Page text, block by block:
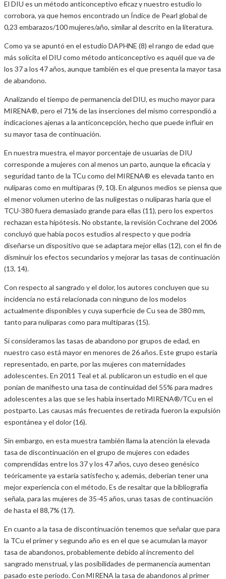
El DIU es un método anticonceptivo eficaz y nuestro estudio lo
corrobora, ya que hemos encontrado un Índice de Pearl global de
0,23 embarazos/100 mujeres/año, similar al descrito en la literatura.
Como ya se apuntó en el estudio DAPHNE (8) el rango de edad que
más solicita el DIU como método anticonceptivo es aquél que va de
los 37 a los 47 años, aunque también es el que presenta la mayor tasa
de abandono.
Analizando el tiempo de permanencia del DIU, es mucho mayor para
MIRENA®, pero el 71% de las inserciones del mismo correspondió a
indicaciones ajenas a la anticoncepción, hecho que puede influir en
su mayor tasa de continuación.
En nuestra muestra, el mayor porcentaje de usuarias de DIU
corresponde a mujeres con al menos un parto, aunque la eficacia y
seguridad tanto de la TCu como del MIRENA® es elevada tanto en
nulíparas como en multíparas (9, 10). En algunos medios se piensa que
el menor volumen uterino de las nuligestas o nulíparas haría que el
TCU-380 fuera demasiado grande para ellas (11), pero los expertos
rechazan esta hipótesis. No obstante, la revisión Cochrane del 2006
concluyó que había pocos estudios al respecto y que podría
diseñarse un dispositivo que se adaptara mejor ellas (12), con el fin de
disminuir los efectos secundarios y mejorar las tasas de continuación
(13, 14).
Con respecto al sangrado y el dolor, los autores concluyen que su
incidencia no está relacionada con ninguno de los modelos
actualmente disponibles y cuya superficie de Cu sea de 380 mm,
tanto para nulíparas como para multíparas (15).
Si consideramos las tasas de abandono por grupos de edad, en
nuestro caso está mayor en menores de 26 años. Este grupo estaría
representado, en parte, por las mujeres con maternidades
adolescentes. En 2011 Teal et al. publicaron un estudio en el que
ponían de manifiesto una tasa de continuidad del 55% para madres
adolescentes a las que se les había insertado MIRENA®/TCu en el
postparto. Las causas más frecuentes de retirada fueron la expulsión
espontánea y el dolor (16).
Sin embargo, en esta muestra también llama la atención la elevada
tasa de discontinuación en el grupo de mujeres con edades
comprendidas entre los 37 y los 47 años, cuyo deseo genésico
teóricamente ya estaría satisfecho y, además, deberían tener una
mejor experiencia con el método. Es de resaltar que la bibliografía
señala, para las mujeres de 35-45 años, unas tasas de continuación
de hasta el 88,7% (17).
En cuanto a la tasa de discontinuación tenemos que señalar que para
la TCu el primer y segundo año es en el que se acumulan la mayor
tasa de abandonos, probablemente debido al incremento del
sangrado menstrual, y las posibilidades de permanencia aumentan
pasado este período. Con MIRENA la tasa de abandonos al primer